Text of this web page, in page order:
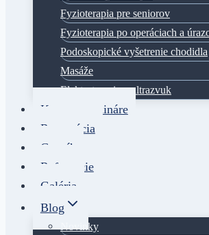
Fyzioterapia pre seniorov
Fyzioterapia po operáciach a
Podoskopické vyšetrenie chodidla
Masáže
Elektroterapia a ultrazvuk
Kurzy a semináre
Rezervácia
Cenník
Referencie
Galéria
Blog
Novinky